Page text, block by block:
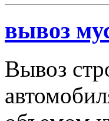
вывоз
Вывоз